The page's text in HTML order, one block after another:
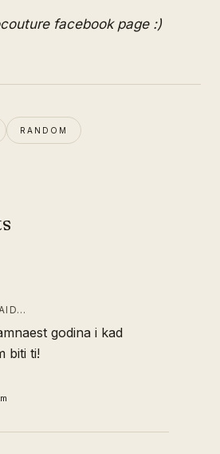
facebook page :)
RANDOM
godina i kad
biti ti!